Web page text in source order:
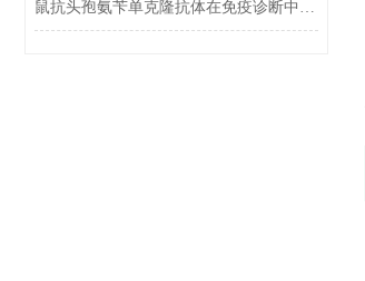
鼠抗头孢氨苄单克隆抗体在免疫诊断中的应用